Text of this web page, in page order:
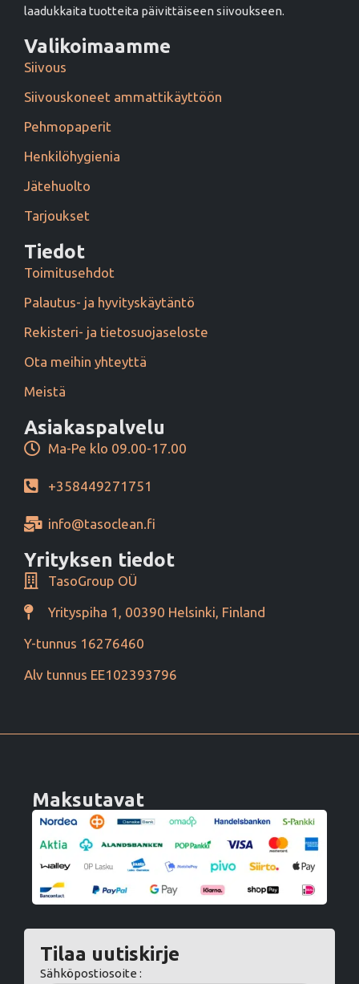
laadukkaita tuotteita päivittäiseen siivoukseen.
Valikoimaamme
Siivous
Siivouskoneet ammattikäyttöön
Pehmopaperit
Henkilöhygienia
Jätehuolto
Tarjoukset
Tiedot
Toimitusehdot
Palautus- ja hyvityskäytäntö
Rekisteri- ja tietosuojaseloste
Ota meihin yhteyttä
Meistä
Asiakaspalvelu
Ma-Pe klo 09.00-17.00
+358449271751
info@tasoclean.fi
Yrityksen tiedot
TasoGroup OÜ
Yrityspiha 1, 00390 Helsinki, Finland
Y-tunnus 16276460
Alv tunnus EE102393796
Maksutavat
Tilaa uutiskirje
Sähköpostiosoite :